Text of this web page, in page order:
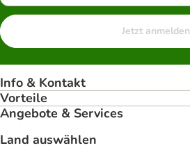
Jetzt anmelden
Info & Kontakt
Vorteile
Angebote & Services
Land auswählen